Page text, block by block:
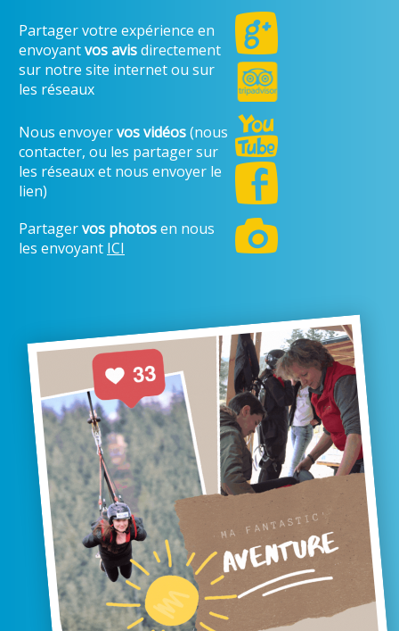
Partager votre expérience en
envoyantvos avisdirectement
sur notre site internet ou sur
les réseaux
Nous envoyervos vidéos(nous
contacter, ou les partager sur
les réseaux et nous envoyer le
lien)
Partagervos photosen nous
les envoyant ICI